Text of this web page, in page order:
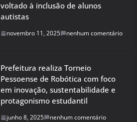
voltado à inclusão de alunos
autistas
novembro 11, 2025 nenhum comentário
Prefeitura realiza Torneio
Pessoense de Robótica com foco
em inovação, sustentabilidade e
protagonismo estudantil
junho 8, 2025 nenhum comentário